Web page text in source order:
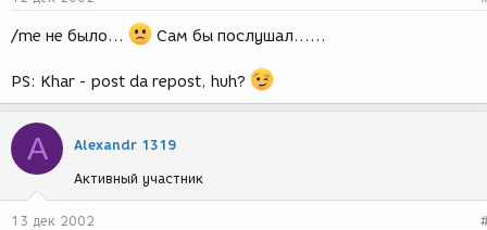
/me не было... Сам бы послушал......
PS: Khar - post da repost, huh?
A Alexandr 1319
Активный участник
13 дек 2002